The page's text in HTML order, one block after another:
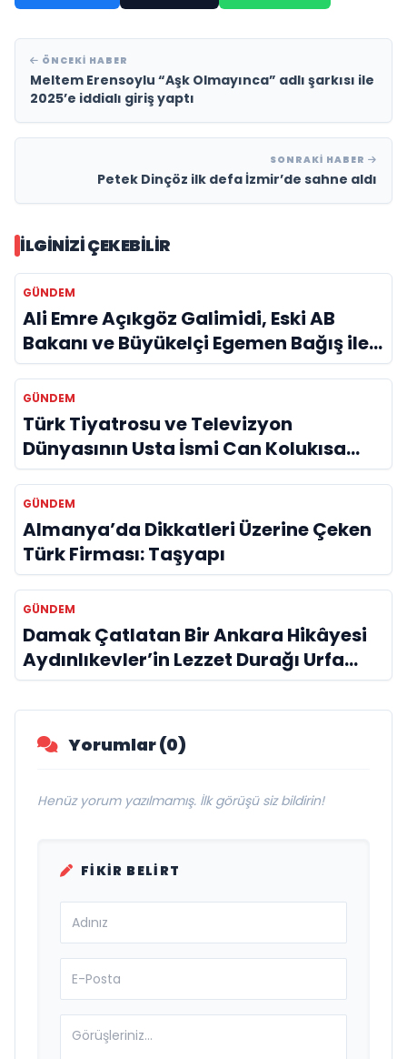
ÖNCEKI HABER
Meltem Erensoylu “Aşk Olmayınca” adlı şarkısı ile
2025’e iddialı giriş yaptı
SONRAKI HABER
Petek Dinçöz ilk defa İzmir’de sahne aldı
İLGINIZI ÇEKEBILIR
GÜNDEM
Ali Emre Açıkgöz Galimidi, Eski AB
Bakanı ve Büyükelçi Egemen Bağış ile
Bir Araya Geldi
GÜNDEM
Türk Tiyatrosu ve Televizyon
Dünyasının Usta İsmi Can Kolukısa
Hayatını Kaybetti
GÜNDEM
Almanya’da Dikkatleri Üzerine Çeken
Türk Firması: Taşyapı
GÜNDEM
Damak Çatlatan Bir Ankara Hikâyesi
Aydınlıkevler’in Lezzet Durağı Urfa
Damak
Yorumlar (0)
Henüz yorum yazılmamış. İlk görüşü siz bildirin!
FIKIR BELIRT